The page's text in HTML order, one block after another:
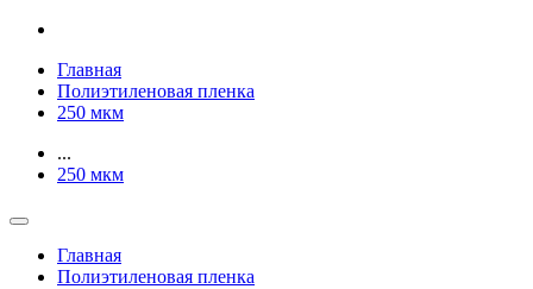
Главная
Полиэтиленовая пленка
250 мкм
...
250 мкм
Главная
Полиэтиленовая пленка